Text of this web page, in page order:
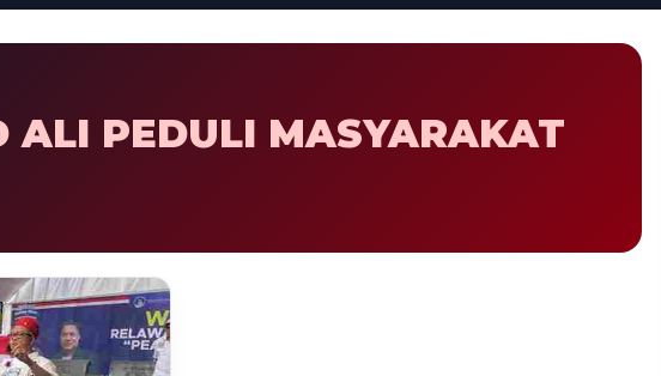
ALI PEDULI MASYARAKAT